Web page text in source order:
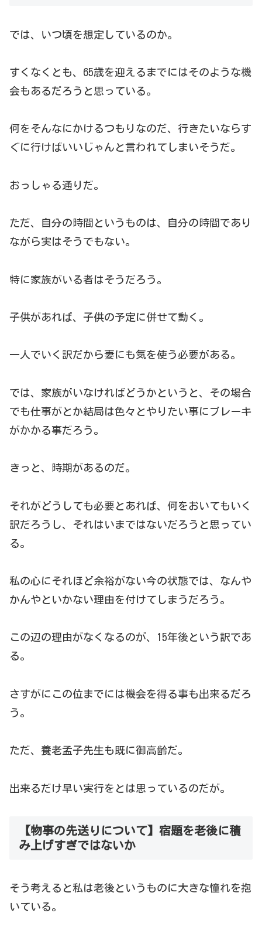
では、いつ頃を想定しているのか。
すくなくとも、65歳を迎えるまでにはそのような機
会もあるだろうと思っている。
何をそんなにかけるつもりなのだ、行きたいならす
ぐに行けばいいじゃんと言われてしまいそうだ。
おっしゃる通りだ。
ただ、自分の時間というものは、自分の時間であり
ながら実はそうでもない。
特に家族がいる者はそうだろう。
子供があれば、子供の予定に併せて動く。
一人でいく訳だから妻にも気を使う必要がある。
では、家族がいなければどうかというと、その場合
でも仕事がとか結局は色々とやりたい事にブレーキ
がかかる事だろう。
きっと、時期があるのだ。
それがどうしても必要とあれば、何をおいてもいく
訳だろうし、それはいまではないだろうと思ってい
る。
私の心にそれほど余裕がない今の状態では、なんや
かんやといかない理由を付けてしまうだろう。
この辺の理由がなくなるのが、15年後という訳であ
る。
さすがにこの位までには機会を得る事も出来るだろ
う。
ただ、養老孟子先生も既に御高齢だ。
出来るだけ早い実行をとは思っているのだが。
【物事の先送りについて】宿題を老後に積
み上げすぎではないか
そう考えると私は老後というものに大きな憧れを抱
いている。